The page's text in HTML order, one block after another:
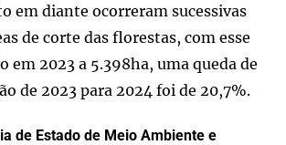
em diante ocorreram sucessivas
de corte das florestas, com esse
em 2023 a 5.398ha, uma queda de
de 2023 para 2024 foi de 20,7%.
de Estado de Meio Ambiente e